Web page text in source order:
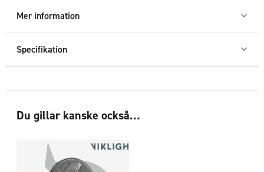
Mer information
Specifikation
Du gillar kanske också…